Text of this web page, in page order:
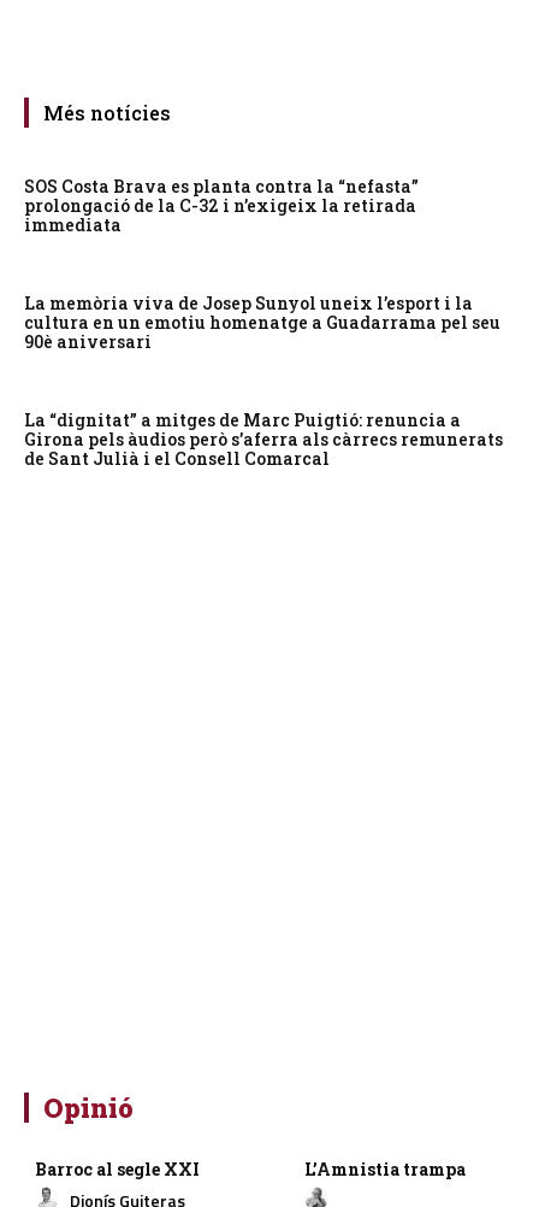
Més notícies
SOS Costa Brava es planta contra la “nefasta”
prolongació de la C-32 i n’exigeix la retirada
immediata
La memòria viva de Josep Sunyol uneix l’esport i la
cultura en un emotiu homenatge a Guadarrama pel seu
90è aniversari
La “dignitat” a mitges de Marc Puigtió: renuncia a
Girona pels àudios però s’aferra als càrrecs remunerats
de Sant Julià i el Consell Comarcal
Opinió
Barroc al segle XXI
Dionís Guiteras
L’Amnistia trampa